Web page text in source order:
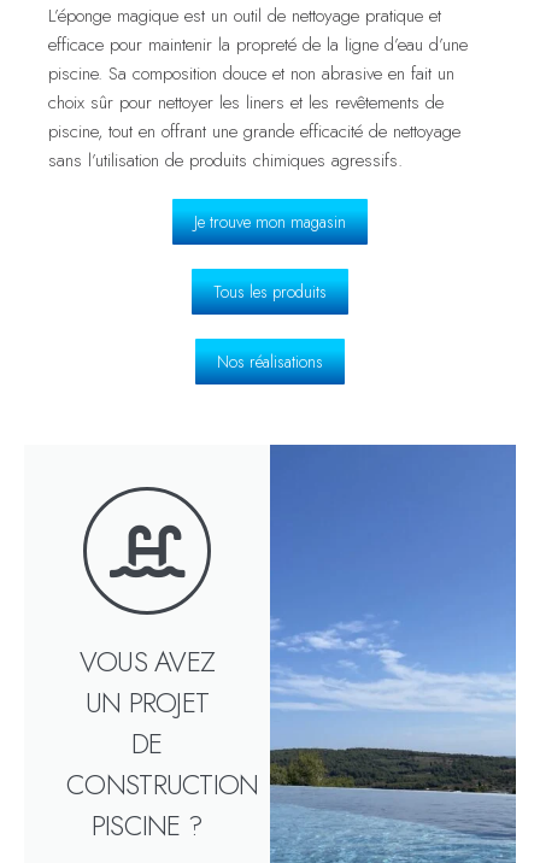
L’éponge magique est un outil de nettoyage pratique et
efficace pour maintenir la propreté de la ligne d’eau d’une
piscine. Sa composition douce et non abrasive en fait un
choix sûr pour nettoyer les liners et les revêtements de
piscine, tout en offrant une grande efficacité de nettoyage
sans l’utilisation de produits chimiques agressifs.
Je trouve mon magasin
Tous les produits
Nos réalisations
VOUS AVEZ
UN PROJET
DE
CONSTRUCTION
PISCINE ?